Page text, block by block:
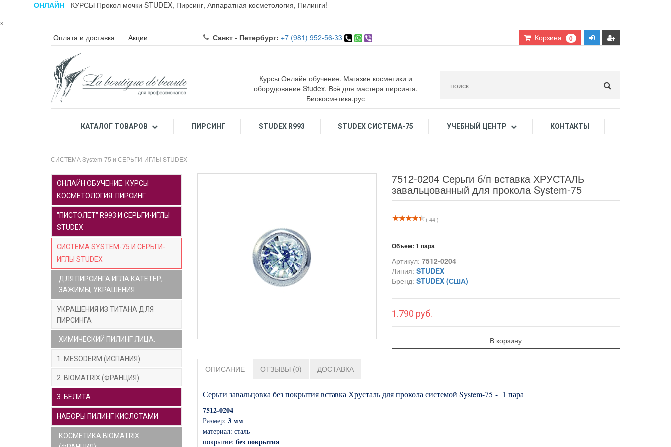
ОНЛАЙН - КУРСЫ Прокол мочки STUDEX, Пирсинг, Аппаратная косметология, Пилинги!
×
Оплата и доставка
Акции Санкт - Петербург: +7 (981) 952-56-33 Корзина 0
Курсы Онлайн обучение. Магазин косметики и
оборудование Studex. Всё для мастера пирсинга.
Биокосметика.рус
КАТАЛОГ ТОВАРОВ ПИРСИНГ STUDEX R993 STUDEX СИСТЕМА-75 УЧЕБНЫЙ ЦЕНТР КОНТАКТЫ
СИСТЕМА System-75 и СЕРЬГИ-ИГЛЫ STUDEX
ОНЛАЙН ОБУЧЕНИЕ. КУРСЫ
КОСМЕТОЛОГИЯ. ПИРСИНГ
"ПИСТОЛЕТ" R993 И СЕРЬГИ-ИГЛЫ
STUDEX
СИСТЕМА SYSTEM-75 И СЕРЬГИ-
ИГЛЫ STUDEX
ДЛЯ ПИРСИНГА ИГЛА КАТЕТЕР,
ЗАЖИМЫ, УКРАШЕНИЯ
УКРАШЕНИЯ ИЗ ТИТАНА ДЛЯ
ПИРСИНГА
ХИМИЧЕСКИЙ ПИЛИНГ ЛИЦА:
1. MESODERM (ИСПАНИЯ)
2. BIOMATRIX (ФРАНЦИЯ)
3. БЕЛИТА
НАБОРЫ ПИЛИНГ КИСЛОТАМИ
КОСМЕТИКА BIOMATRIX
7512-0204 Серьги б/п вставка ХРУСТАЛЬ
завальцованный для прокола System-75
( 44 )
Объём: 1 пара
Артикул: 7512-0204
Линия: STUDEX
Бренд: STUDEX (США)
1.790 руб.
В корзину
ОПИСАНИЕ ОТЗЫВЫ (0) ДОСТАВКА
Серьги завальцовка без покрытия вставка Хрусталь для прокола системой System-75 - 1 пара
7512-0204
Размер: 3 мм
материал: сталь
покрытие: без покрытия